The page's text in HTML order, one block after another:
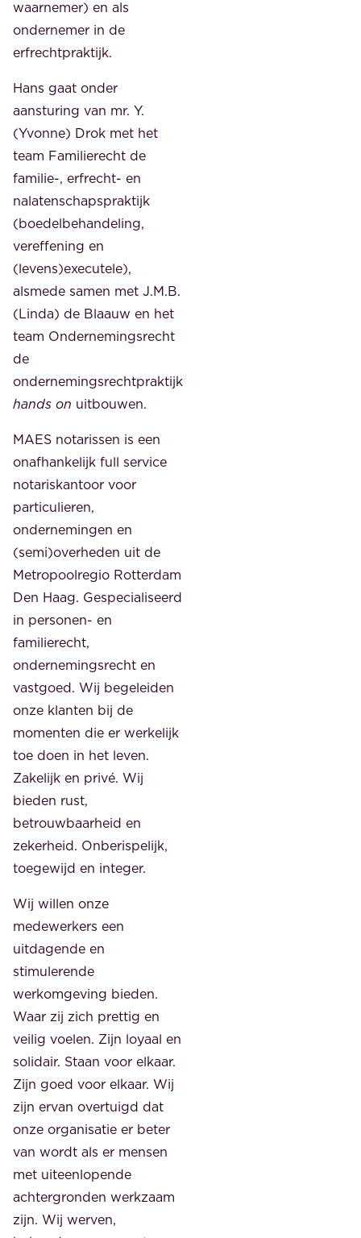
waarnemer) en als
ondernemer in de
erfrechtpraktijk.
Hans gaat onder
aansturing van mr. Y.
(Yvonne) Drok met het
team Familierecht de
familie-, erfrecht- en
nalatenschapspraktijk
(boedelbehandeling,
vereffening en
(levens)executele),
alsmede samen met J.M.B.
(Linda) de Blaauw en het
team Ondernemingsrecht
de
ondernemingsrechtpraktijk
hands on uitbouwen.
MAES notarissen is een
onafhankelijk full service
notariskantoor voor
particulieren,
ondernemingen en
(semi)overheden uit de
Metropoolregio Rotterdam
Den Haag. Gespecialiseerd
in personen- en
familierecht,
ondernemingsrecht en
vastgoed. Wij begeleiden
onze klanten bij de
momenten die er werkelijk
toe doen in het leven.
Zakelijk en privé. Wij
bieden rust,
betrouwbaarheid en
zekerheid. Onberispelijk,
toegewijd en integer.
Wij willen onze
medewerkers een
uitdagende en
stimulerende
werkomgeving bieden.
Waar zij zich prettig en
veilig voelen. Zijn loyaal en
solidair. Staan voor elkaar.
Zijn goed voor elkaar. Wij
zijn ervan overtuigd dat
onze organisatie er beter
van wordt als er mensen
met uiteenlopende
achtergronden werkzaam
zijn. Wij werven,